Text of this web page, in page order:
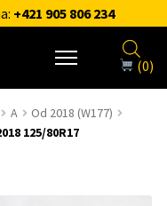
+421 905 806 234
(0)
A
Od 2018 (W177)
125/80R17